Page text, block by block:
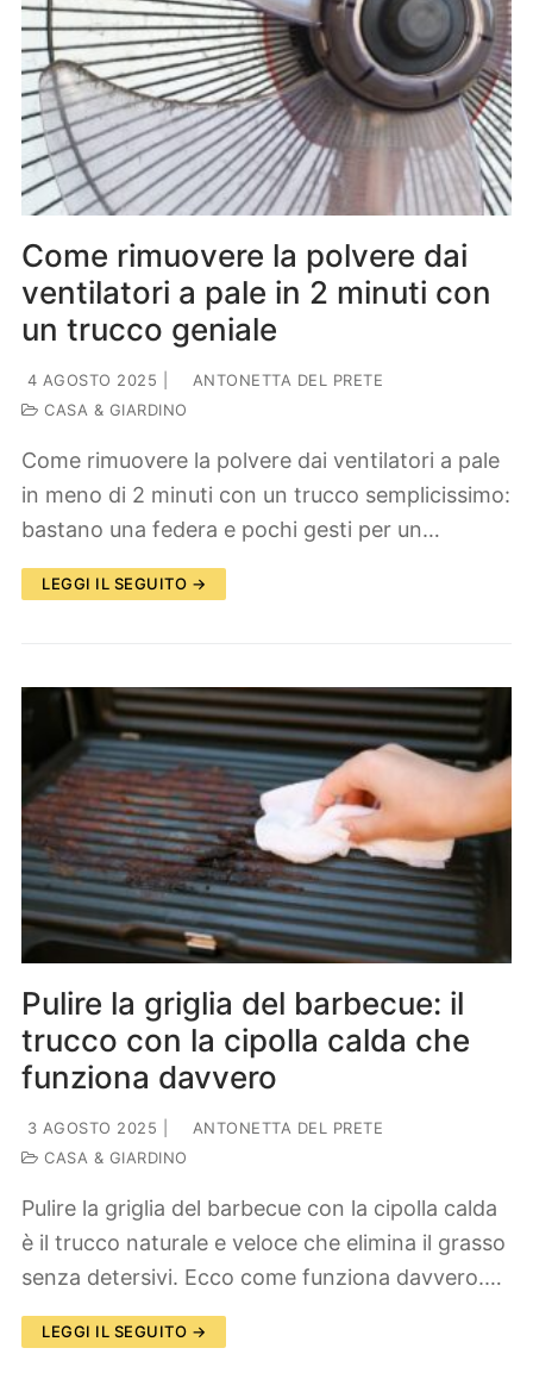
Come rimuovere la polvere dai
ventilatori a pale in 2 minuti con
un trucco geniale
4 AGOSTO 2025
ANTONETTA DEL PRETE
CASA & GIARDINO
Come rimuovere la polvere dai ventilatori a pale
in meno di 2 minuti con un trucco semplicissimo:
bastano una federa e pochi gesti per un…
LEGGI IL SEGUITO →
Pulire la griglia del barbecue: il
trucco con la cipolla calda che
funziona davvero
3 AGOSTO 2025
ANTONETTA DEL PRETE
CASA & GIARDINO
Pulire la griglia del barbecue con la cipolla calda
è il trucco naturale e veloce che elimina il grasso
senza detersivi. Ecco come funziona davvero.…
LEGGI IL SEGUITO →